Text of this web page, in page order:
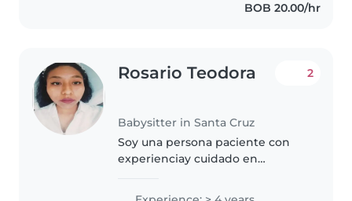
BOB 20.00/hr
Rosario Teodora
Babysitter in Santa Cruz
2
Soy una persona paciente con
experienciay cuidado en
niños con ganas de cuidarlos y